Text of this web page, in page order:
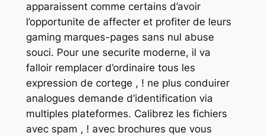
apparaissent comme certains d’avoir
l’opportunite de affecter et profiter de leurs
gaming marques-pages sans nul abuse
souci. Pour une securite moderne, il va
falloir remplacer d’ordinaire tous les
expression de cortege , ! ne plus conduirer
analogues demande d’identification via
multiples plateformes. Calibrez les fichiers
avec spam , ! avec brochures que vous